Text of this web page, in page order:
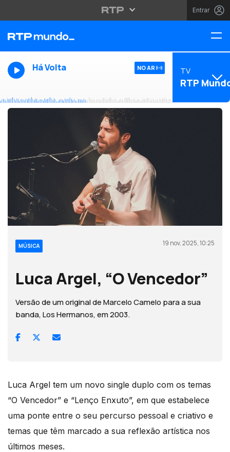
Entrar
Há Volta NO AR TV
RTP
MÚSICA 19 nov, 2025, 10:25
Luca Argel, “O Vencedor”
Versão de um original de Marcelo Camelo para a sua
banda, Los Hermanos, em 2003.
Luca Argel tem um novo single duplo com os temas
“O Vencedor” e “Lenço Enxuto”, em que estabelece
uma ponte entre o seu percurso pessoal e criativo e
temas que têm marcado a sua reflexão artística nos
últimos meses.